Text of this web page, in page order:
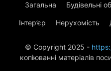
Загальна Будівельні
Інтер’єр Нерухомість
© Copyright 2025 -
копіюванні матеріалів